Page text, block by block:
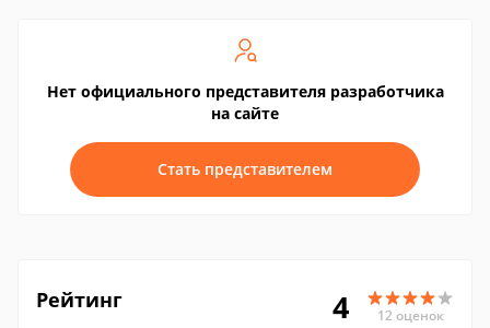
Нет официального представителя разработчика
на сайте
Стать представителем
Рейтинг 4 12 оценок